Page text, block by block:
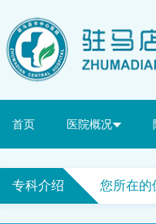
首页 医院概况
专科介绍 您所在的